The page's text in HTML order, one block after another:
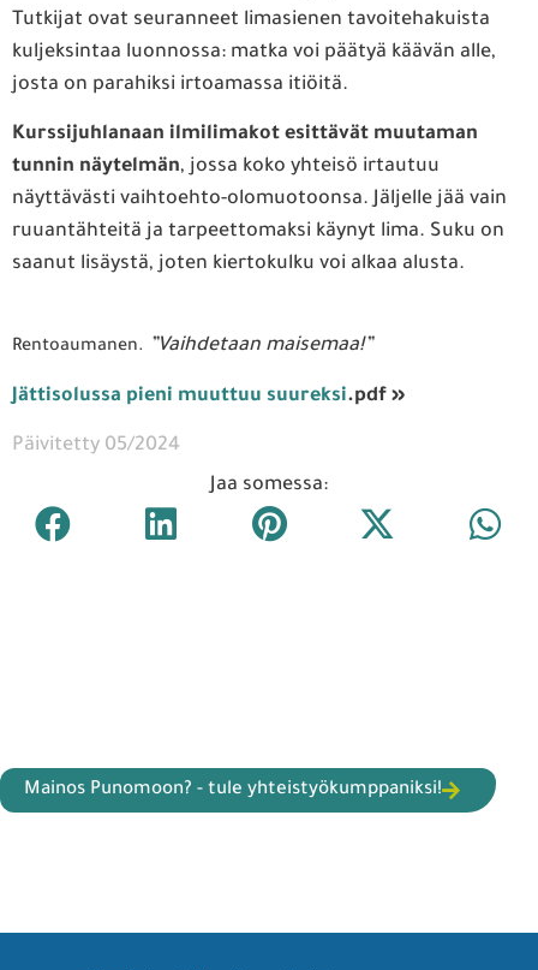
Tutkijat ovat seuranneet limasienen tavoitehakuista
kuljeksintaa luonnossa: matka voi päätyä käävän alle,
josta on parahiksi irtoamassa itiöitä.
Kurssijuhlanaan ilmilimakot esittävät muutaman
tunnin näytelmän, jossa koko yhteisö irtautuu
näyttävästi vaihtoehto-olomuotoonsa. Jäljelle jää vain
ruuantähteitä ja tarpeettomaksi käynyt lima. Suku on
saanut lisäystä, joten kiertokulku voi alkaa alusta.
Rentoaumanen. ”Vaihdetaan maisemaa!”
Jättisolussa pieni muuttuu suureksi.pdf »
Päivitetty 05/2024
Jaa somessa:
Mainos Punomoon? - tule yhteistyökumppaniksi!